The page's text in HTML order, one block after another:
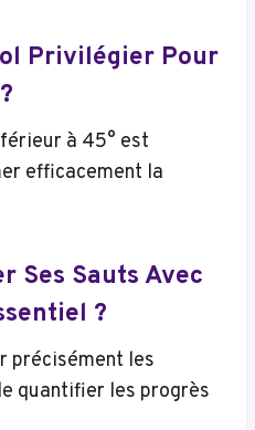
Privilégier Pour
à 45° est
efficacement la
Ses Sauts Avec
?
précisément les
quantifier les progrès